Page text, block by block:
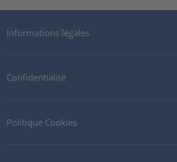
Informations légales
Confidentialité
Politique Cookies